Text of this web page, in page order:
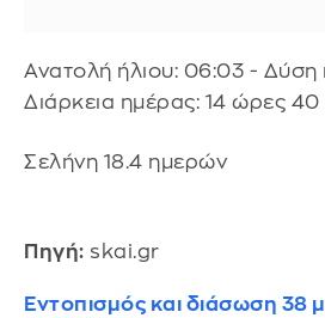
Ανατολή ήλιου: 06:03 - Δύση
Διάρκεια ημέρας: 14 ώρες 40
Σελήνη 18.4 ημερών
Πηγή: skai.gr
Εντοπισμός και διάσωση 38